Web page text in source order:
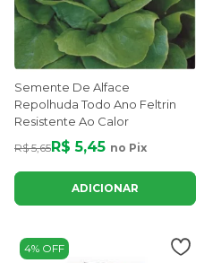
Semente De Alface
Repolhuda Todo Ano Feltrin
Resistente Ao Calor
R$ 5,65R$ 5,45 no Pix
ADICIONAR
4% OFF